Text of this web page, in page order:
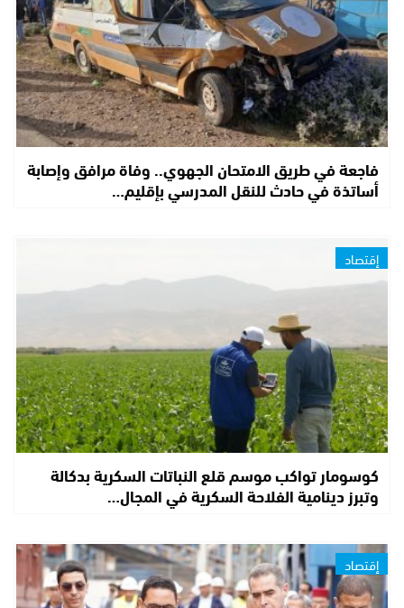
فاجعة في طريق الامتحان الجهوي.. وفاة مرافق وإصابة
أساتذة في حادث للنقل المدرسي بإقليم…
إقتصاد
كوسومار تواكب موسم قلع النباتات السكرية بدكالة
وتبرز دينامية الفلاحة السكرية في المجال…
إقتصاد